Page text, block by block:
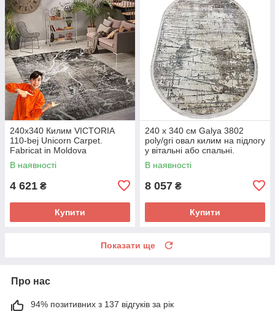
240х340 Килим VICTORIA
110-bej Unicorn Carpet.
Fabricat in Moldova
В наявності
4 621 ₴
Купити
240 x 340 см Galya 3802
poly/gri овал килим на підлогу
у вітальні або спальні.
В наявності
8 057 ₴
Купити
Показати ще
Про нас
94% позитивних з 137 відгуків за рік